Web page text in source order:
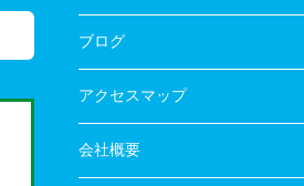
ブログ
アクセスマップ
会社概要